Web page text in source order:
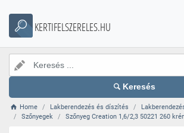
KERTIFELSZERELES.HU
Keresés
Home Lakberendezés és díszítés
Szőnyegek
Szőnyeg Creation 1,6/2,3 50221 260